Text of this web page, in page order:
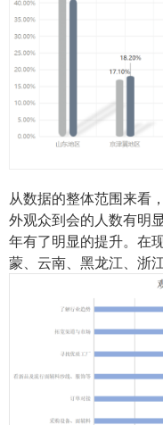
从数据的整体范围来看
外观众到会的人数有明
年有了明显的提升。在
蒙、云南、黑龙江、浙